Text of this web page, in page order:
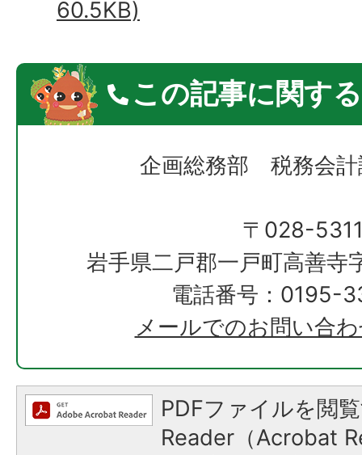
60.5KB)
この記事に関す
企画総務部 税務会
〒028-
岩手県二戸郡一戸町高善寺
電話番号：0195-
メールでのお問い合
PDFファイルを閲
Reader（Acrobat